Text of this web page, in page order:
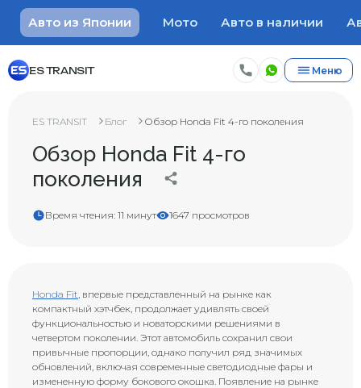
Авто из Японии Мото Авто в наличии
ES TRANSIT Меню
ES TRANSIT Блог Обзор Honda Fit 4-го поколения
Обзор Honda Fit 4-го
поколения
Время чтения: 11 минут 1647 просмотров
Honda Fit, впервые представленный на рынке как
компактный хэтчбек, продолжает удивлять своей
функциональностью и новаторскими решениями в
четвертом поколении. Этот автомобиль сохранил свои
привычные пропорции, однако получил ряд значимых
обновлений, включая современные светодиодные фары и
измененную форму бокового окошка. Появление на рынке